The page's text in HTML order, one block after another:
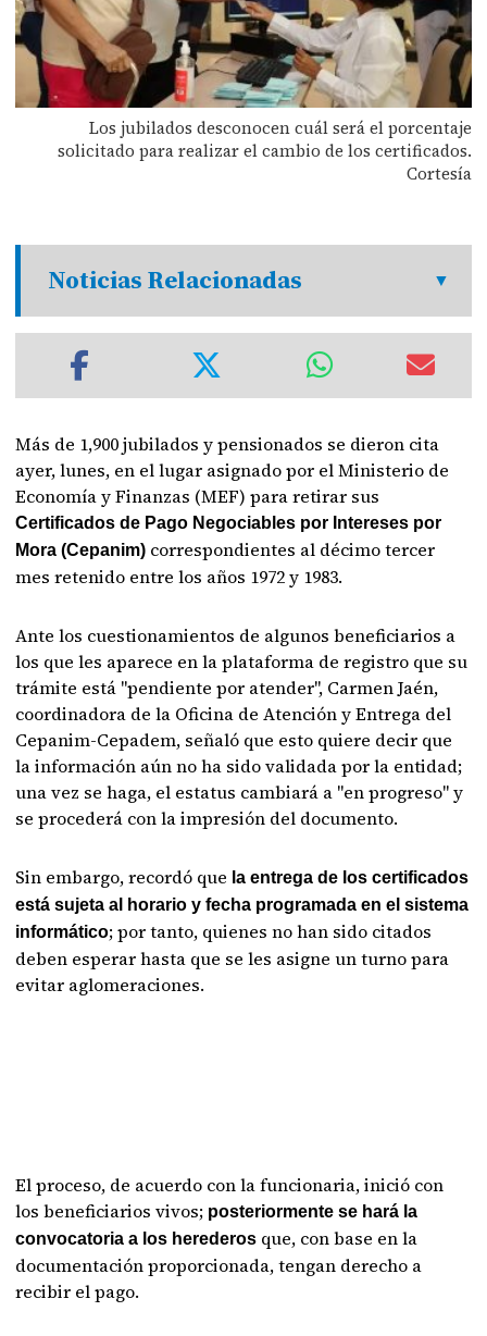
Los jubilados desconocen cuál será el porcentaje
solicitado para realizar el cambio de los certificados.
Cortesía
Noticias Relacionadas
Más de 1,900 jubilados y pensionados se dieron cita
ayer, lunes, en el lugar asignado por el Ministerio de
Economía y Finanzas (MEF) para retirar sus
Certificados de Pago Negociables por Intereses por
Mora (Cepanim) correspondientes al décimo tercer
mes retenido entre los años 1972 y 1983.
Ante los cuestionamientos de algunos beneficiarios a
los que les aparece en la plataforma de registro que su
trámite está "pendiente por atender", Carmen Jaén,
coordinadora de la Oficina de Atención y Entrega del
Cepanim-Cepadem, señaló que esto quiere decir que
la información aún no ha sido validada por la entidad;
una vez se haga, el estatus cambiará a "en progreso" y
se procederá con la impresión del documento.
Sin embargo, recordó que la entrega de los certificados
está sujeta al horario y fecha programada en el sistema
informático; por tanto, quienes no han sido citados
deben esperar hasta que se les asigne un turno para
evitar aglomeraciones.
El proceso, de acuerdo con la funcionaria, inició con
los beneficiarios vivos; posteriormente se hará la
convocatoria a los herederos que, con base en la
documentación proporcionada, tengan derecho a
recibir el pago.